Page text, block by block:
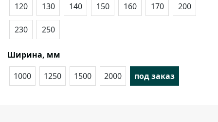
120 130 140 150 160 170 200
230 250
Ширина, мм
1000
1250 1500 2000 под заказ